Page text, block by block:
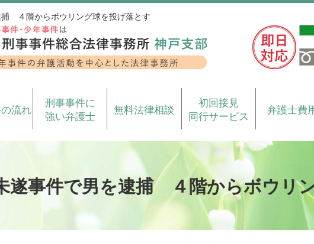
４階からボウリング球を投げ落とす
流れ
刑事事件に
強い弁護士
無料法律相談
初回接見
同行サービス
弁護士費
遂事件で男を逮捕 ４階からボウリ